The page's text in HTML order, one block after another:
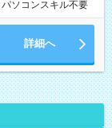
パソコンスキル不要
詳細へ